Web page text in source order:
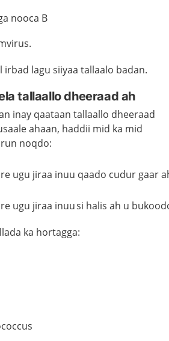
nooca B
.
irbad lagu siiyaatallaalo badan.
tallaallo dheeraad ah
inay qaataan tallaallo dheeraad
ahaan, haddii mid ka mid
noqdo:
ugu jiraa inuu qaado cudur gaar
ugu jiraa inuu si halis ah u
ka hortagga: